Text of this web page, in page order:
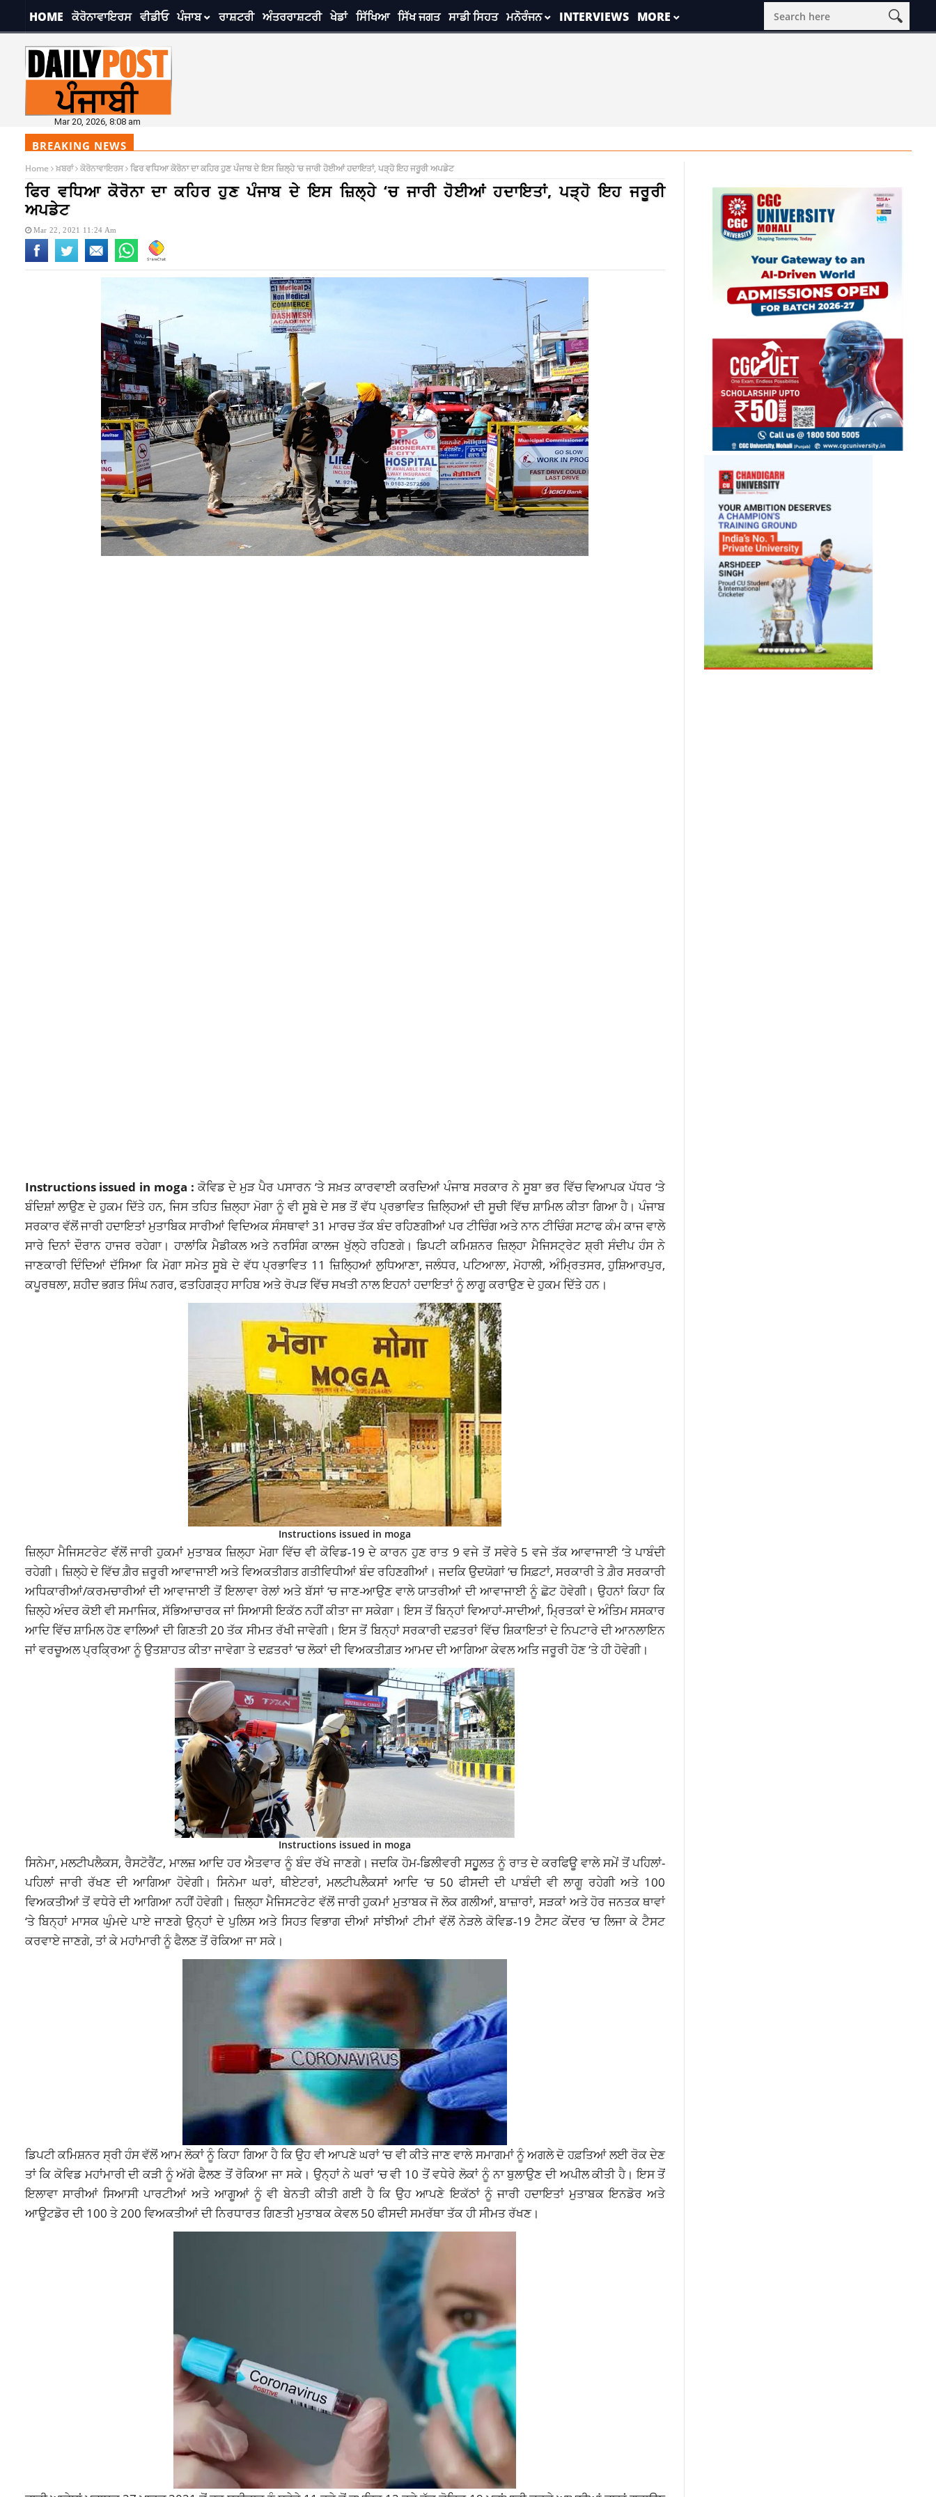
HOME ਕੋਰੋਨਾਵਾਇਰਸ ਵੀਡੀਓ ਪੰਜਾਬ ਰਾਸ਼ਟਰੀ ਅੰਤਰਰਾਸ਼ਟਰੀ ਖੇਡਾਂ ਸਿੱਖਿਆ ਸਿੱਖ ਜਗਤ ਸਾਡੀ ਸਿਹਤ ਮਨੋਰੰਜਨ INTERVIEWS MORE
Mar 20, 2026, 8:08 am
BREAKING NEWS
Home ਖ਼ਬਰਾਂ ਕੋਰੋਨਾਵਾਇਰਸ ਫਿਰ ਵਧਿਆ ਕੋਰੋਨਾ ਦਾ ਕਹਿਰ ਹੁਣ ਪੰਜਾਬ ਦੇ ਇਸ ਜ਼ਿਲ੍ਹੇ ‘ਚ ਜਾਰੀ ਹੋਈਆਂ ਹਦਾਇਤਾਂ, ਪੜ੍ਹੋ ਇਹ ਜਰੂਰੀ ਅਪਡੇਟ
ਫਿਰ ਵਧਿਆ ਕੋਰੋਨਾ ਦਾ ਕਹਿਰ ਹੁਣ ਪੰਜਾਬ ਦੇ ਇਸ ਜ਼ਿਲ੍ਹੇ ‘ਚ ਜਾਰੀ ਹੋਈਆਂ ਹਦਾਇਤਾਂ, ਪੜ੍ਹੋ ਇਹ ਜਰੂਰੀ
ਅਪਡੇਟ
Mar 22, 2021 11:24 Am
Instructions issued in moga :ਕੋਵਿਡ ਦੇ ਮੁੜ ਪੈਰ ਪਸਾਰਨ ‘ਤੇ ਸਖ਼ਤ ਕਾਰਵਾਈ ਕਰਦਿਆਂਪੰਜਾਬ ਸਰਕਾਰਨੇ ਸੂਬਾ ਭਰ ਵਿੱਚ ਵਿਆਪਕ ਪੱਧਰ ‘ਤੇ
ਬੰਦਿਸ਼ਾਂ ਲਾਉਣ ਦੇ ਹੁਕਮ ਦਿੱਤੇ ਹਨ, ਜਿਸ ਤਹਿਤਜ਼ਿਲ੍ਹਾ ਮੋਗਾਨੂੰ ਵੀ ਸੂਬੇ ਦੇ ਸਭ ਤੋਂ ਵੱਧ ਪ੍ਰਭਾਵਿਤ ਜ਼ਿਲ੍ਹਿਆਂ ਦੀ ਸੂਚੀ ਵਿੱਚ ਸ਼ਾਮਿਲ ਕੀਤਾ ਗਿਆ ਹੈ। ਪੰਜਾਬ
ਸਰਕਾਰ ਵੱਲੋਂ ਜਾਰੀ ਹਦਾਇਤਾਂ ਮੁਤਾਬਿਕ ਸਾਰੀਆਂ ਵਿਦਿਅਕ ਸੰਸਥਾਵਾਂ 31 ਮਾਰਚ ਤੱਕ ਬੰਦ ਰਹਿਣਗੀਆਂ ਪਰ ਟੀਚਿੰਗ ਅਤੇ ਨਾਨ ਟੀਚਿੰਗ ਸਟਾਫ ਕੰਮ ਕਾਜ ਵਾਲੇ
ਸਾਰੇ ਦਿਨਾਂ ਦੌਰਾਨ ਹਾਜਰ ਰਹੇਗਾ। ਹਾਲਾਂਕਿ ਮੈਡੀਕਲ ਅਤੇ ਨਰਸਿੰਗ ਕਾਲਜ ਖੁੱਲ੍ਹੇ ਰਹਿਣਗੇ। ਡਿਪਟੀ ਕਮਿਸ਼ਨਰ ਜ਼ਿਲ੍ਹਾ ਮੈਜਿਸਟ੍ਰੇਟ ਸ਼੍ਰੀ ਸੰਦੀਪ ਹੰਸ ਨੇ
ਜਾਣਕਾਰੀ ਦਿੰਦਿਆਂ ਦੱਸਿਆ ਕਿ ਮੋਗਾ ਸਮੇਤ ਸੂਬੇ ਦੇ ਵੱਧ ਪ੍ਰਭਾਵਿਤ 11 ਜ਼ਿਲ੍ਹਿਆਂ ਲੁਧਿਆਣਾ, ਜਲੰਧਰ, ਪਟਿਆਲਾ, ਮੋਹਾਲੀ, ਅੰਮ੍ਰਿਤਸਰ, ਹੁਸ਼ਿਆਰਪੁਰ,
ਕਪੂਰਥਲਾ, ਸ਼ਹੀਦ ਭਗਤ ਸਿੰਘ ਨਗਰ, ਫਤਹਿਗੜ੍ਹ ਸਾਹਿਬ ਅਤੇ ਰੋਪੜ ਵਿੱਚ ਸਖਤੀ ਨਾਲ ਇਹਨਾਂ ਹਦਾਇਤਾਂ ਨੂੰ ਲਾਗੂ ਕਰਾਉਣ ਦੇ ਹੁਕਮ ਦਿੱਤੇ ਹਨ।
Instructions issued in moga
ਜ਼ਿਲ੍ਹਾ ਮੈਜਿਸਟਰੇਟ ਵੱੱਲੋਂ ਜਾਰੀ ਹੁਕਮਾਂ ਮੁਤਾਬਕ ਜ਼ਿਲ੍ਹਾ ਮੋਗਾ ਵਿੱਚ ਵੀਕੋਵਿਡ-19 ਦੇ ਕਾਰਨ ਹੁਣ ਰਾਤ 9 ਵਜੇ ਤੋਂ ਸਵੇਰੇ 5 ਵਜੇ ਤੱਕ ਆਵਾਜਾਈ ‘ਤੇ ਪਾਬੰਦੀ
ਰਹੇਗੀ। ਜ਼ਿਲ੍ਹੇ ਦੇ ਵਿੱਚ ਗ਼ੈਰ ਜ਼ਰੂਰੀ ਆਵਾਜਾਈ ਅਤੇ ਵਿਅਕਤੀਗਤ ਗਤੀਵਿਧੀਆਂ ਬੰਦ ਰਹਿਣਗੀਆਂ। ਜਦਕਿ ਉਦਯੋਗਾਂ ‘ਚ ਸਿਫ਼ਟਾਂ, ਸਰਕਾਰੀ ਤੇ ਗ਼ੈਰ ਸਰਕਾਰੀ
ਅਧਿਕਾਰੀਆਂ/ਕਰਮਚਾਰੀਆਂ ਦੀ ਆਵਾਜਾਈ ਤੋਂ ਇਲਾਵਾ ਰੇਲਾਂ ਅਤੇ ਬੱਸਾਂ ‘ਚ ਜਾਣ-ਆਉਣ ਵਾਲੇ ਯਾਤਰੀਆਂ ਦੀ ਆਵਾਜਾਈ ਨੂੰ ਛੋਟ ਹੋਵੇਗੀ। ਉਹਨਾਂ ਕਿਹਾ ਕਿ
ਜ਼ਿਲ੍ਹੇ ਅੰਦਰ ਕੋਈ ਵੀ ਸਮਾਜਿਕ, ਸੱਭਿਆਚਾਰਕ ਜਾਂ ਸਿਆਸੀ ਇਕੱਠ ਨਹੀਂ ਕੀਤਾ ਜਾ ਸਕੇਗਾ। ਇਸ ਤੋਂ ਬਿਨ੍ਹਾਂ ਵਿਆਹਾਂ-ਸਾਦੀਆਂ, ਮ੍ਰਿਤਕਾਂ ਦੇ ਅੰਤਿਮ ਸਸਕਾਰ
ਆਦਿ ਵਿੱਚ ਸ਼ਾਮਿਲ ਹੋਣ ਵਾਲਿਆਂ ਦੀ ਗਿਣਤੀ 20 ਤੱਕ ਸੀਮਤ ਰੱਖੀ ਜਾਵੇਗੀ। ਇਸ ਤੋਂ ਬਿਨ੍ਹਾਂ ਸਰਕਾਰੀ ਦਫ਼ਤਰਾਂ ਵਿੱਚ ਸ਼ਿਕਾਇਤਾਂ ਦੇ ਨਿਪਟਾਰੇ ਦੀ ਆਨਲਾਇਨ
ਜਾਂ ਵਰਚੂਅਲ ਪ੍ਰਕ੍ਰਿਆ ਨੂੰ ਉਤਸ਼ਾਹਤ ਕੀਤਾ ਜਾਵੇਗਾ ਤੇ ਦਫ਼ਤਰਾਂ ‘ਚ ਲੋਕਾਂ ਦੀ ਵਿਅਕਤੀਗ਼ਤ ਆਮਦ ਦੀ ਆਗਿਆ ਕੇਵਲ ਅਤਿ ਜਰੂਰੀ ਹੋਣ ‘ਤੇ ਹੀ ਹੋਵੇਗੀ।
Instructions issued in moga
ਸਿਨੇਮਾ, ਮਲਟੀਪਲੈਕਸ, ਰੈਸਟੋਰੈਂਟ, ਮਾਲਜ਼ ਆਦਿ ਹਰ ਐਤਵਾਰ ਨੂੰ ਬੰਦ ਰੱਖੇ ਜਾਣਗੇ। ਜਦਕਿ ਹੋਮ-ਡਿਲੀਵਰੀ ਸਹੂੂਲਤ ਨੂੰ ਰਾਤ ਦੇ ਕਰਫਿਊ ਵਾਲੇ ਸਮੇਂ ਤੋਂ ਪਹਿਲਾਂ-
ਪਹਿਲਾਂ ਜਾਰੀ ਰੱਖਣ ਦੀ ਆਗਿਆ ਹੋਵੇਗੀ। ਸਿਨੇਮਾ ਘਰਾਂ, ਥੀਏਟਰਾਂ, ਮਲਟੀਪਲੈਕਸਾਂ ਆਦਿ ‘ਚ 50 ਫੀਸਦੀ ਦੀ ਪਾਬੰਦੀ ਵੀ ਲਾਗੂ ਰਹੇਗੀ ਅਤੇ 100
ਵਿਅਕਤੀਆਂ ਤੋਂ ਵਧੇਰੇ ਦੀ ਆਗਿਆ ਨਹੀਂ ਹੋਵੇਗੀ। ਜ਼ਿਲ੍ਹਾ ਮੈਜਿਸਟਰੇਟ ਵੱਲੋਂ ਜਾਰੀ ਹੁਕਮਾਂ ਮੁਤਾਬਕ ਜੋ ਲੋਕ ਗਲੀਆਂ, ਬਾਜ਼ਾਰਾਂ, ਸੜਕਾਂ ਅਤੇ ਹੋਰ ਜਨਤਕ ਥਾਵਾਂ
‘ਤੇ ਬਿਨ੍ਹਾਂ ਮਾਸਕ ਘੁੰਮਦੇ ਪਾਏ ਜਾਣਗੇ ਉਨ੍ਹਾਂ ਦੇ ਪੁਲਿਸ ਅਤੇ ਸਿਹਤ ਵਿਭਾਗ ਦੀਆਂ ਸਾਂਝੀਆਂ ਟੀਮਾਂ ਵੱਲੋਂ ਨੇੜਲੇ ਕੋਵਿਡ-19 ਟੈਸਟ ਕੇਂਦਰ ‘ਚ ਲਿਜਾ ਕੇ ਟੈਸਟ
ਕਰਵਾਏ ਜਾਣਗੇ, ਤਾਂ ਕੇ ਮਹਾਂਮਾਰੀ ਨੂੰ ਫੈਲਣ ਤੋਂ ਰੋਕਿਆ ਜਾ ਸਕੇ।
ਡਿਪਟੀ ਕਮਿਸ਼ਨਰ ਸ੍ਰੀ ਹੰਸ ਵੱਲੋਂ ਆਮ ਲੋਕਾਂ ਨੂੰ ਕਿਹਾ ਗਿਆ ਹੈ ਕਿ ਉਹ ਵੀ ਆਪਣੇ ਘਰਾਂ ‘ਚ ਵੀ ਕੀਤੇ ਜਾਣ ਵਾਲੇ ਸਮਾਗਮਾਂ ਨੂੰ ਅਗਲੇ ਦੋ ਹਫ਼ਤਿਆਂ ਲਈ ਰੋਕ ਦੇਣ
ਤਾਂ ਕਿ ਕੋਵਿਡ ਮਹਾਂਮਾਰੀ ਦੀ ਕੜੀ ਨੂੰ ਅੱਗੇ ਫੈਲਣ ਤੋਂ ਰੋਕਿਆ ਜਾ ਸਕੇ। ਉਨ੍ਹਾਂ ਨੇ ਘਰਾਂ ‘ਚ ਵੀ 10 ਤੋਂ ਵਧੇਰੇ ਲੋਕਾਂ ਨੂੰ ਨਾ ਬੁਲਾਉਣ ਦੀ ਅਪੀਲ ਕੀਤੀ ਹੈ। ਇਸ ਤੋਂ
ਇਲਾਵਾ ਸਾਰੀਆਂ ਸਿਆਸੀ ਪਾਰਟੀਆਂ ਅਤੇ ਆਗੂਆਂ ਨੂੰ ਵੀ ਬੇਨਤੀ ਕੀਤੀ ਗਈ ਹੈ ਕਿ ਉਹ ਆਪਣੇ ਇਕੱਠਾਂ ਨੂੰ ਜਾਰੀ ਹਦਾਇਤਾਂ ਮੁਤਾਬਕ ਇਨਡੋਰ ਅਤੇ
ਆਊਟਡੋਰ ਦੀ 100 ਤੇ 200 ਵਿਅਕਤੀਆਂ ਦੀ ਨਿਰਧਾਰਤ ਗਿਣਤੀ ਮੁਤਾਬਕ ਕੇਵਲ 50 ਫੀਸਦੀ ਸਮਰੱਥਾ ਤੱਕ ਹੀ ਸੀਮਤ ਰੱਖਣ।